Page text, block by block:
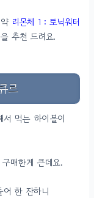
리몬체 1 : 토닉워터
추천 드려요.
르
서 먹는 하이볼이
매한게 큰데요.
어 한 잔하니